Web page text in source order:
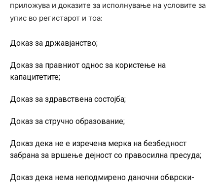
приложува и доказите за исполнување на условите за
упис во регистарот и тоа:
Доказ за државјанство;
Доказ за правниот однос за користење на
капацитетите;
Доказ за здравствена состојба;
Доказ за стручно образование;
Доказ дека не е изречена мерка на безбедност
забрана за вршење дејност со правосилна пресуда;
Доказ дека нема неподмирено даночни обврски-